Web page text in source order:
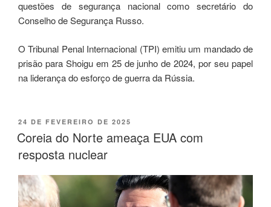
questões de segurança nacional como secretário do
Conselho de Segurança Russo.
O Tribunal Penal Internacional (TPI) emitiu um mandado de
prisão para Shoigu em 25 de junho de 2024, por seu papel
na liderança do esforço de guerra da Rússia.
24 DE FEVEREIRO DE 2025
Coreia do Norte ameaça EUA com
resposta nuclear